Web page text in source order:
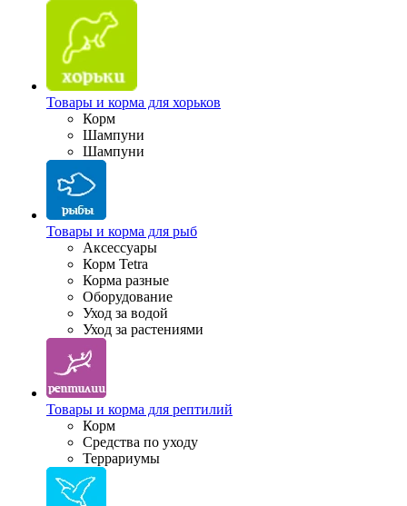
Товары и корма для хорьков
Корм
Шампуни
Шампуни
Товары и корма для рыб
Аксессуары
Корм Tetra
Корма разные
Оборудование
Уход за водой
Уход за растениями
Товары и корма для рептилий
Корм
Средства по уходу
Террариумы